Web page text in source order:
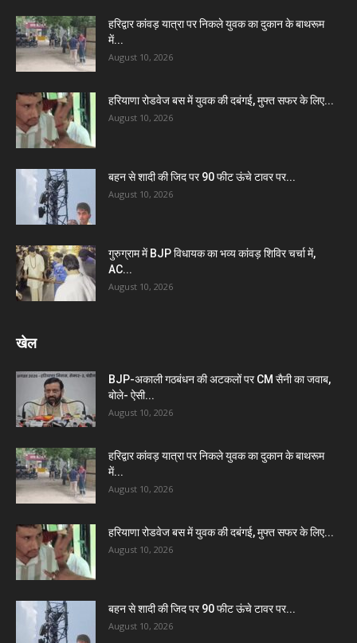
हरिद्वार कांवड़ यात्रा पर निकले युवक का दुकान के बाथरूम
में...
August 10, 2026
हरियाणा रोडवेज बस में युवक की दबंगई, मुफ्त सफर के लिए...
August 10, 2026
बहन से शादी की जिद पर 90 फीट ऊंचे टावर पर...
August 10, 2026
गुरुग्राम में BJP विधायक का भव्य कांवड़ शिविर चर्चा में,
AC...
August 10, 2026
खेल
BJP-अकाली गठबंधन की अटकलों पर CM सैनी का जवाब,
बोले- ऐसी...
August 10, 2026
हरिद्वार कांवड़ यात्रा पर निकले युवक का दुकान के बाथरूम
में...
August 10, 2026
हरियाणा रोडवेज बस में युवक की दबंगई, मुफ्त सफर के लिए...
August 10, 2026
बहन से शादी की जिद पर 90 फीट ऊंचे टावर पर...
August 10, 2026